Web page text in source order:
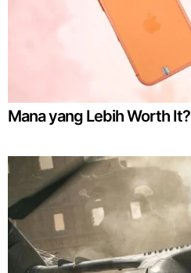
Mana yang Lebih Worth It?